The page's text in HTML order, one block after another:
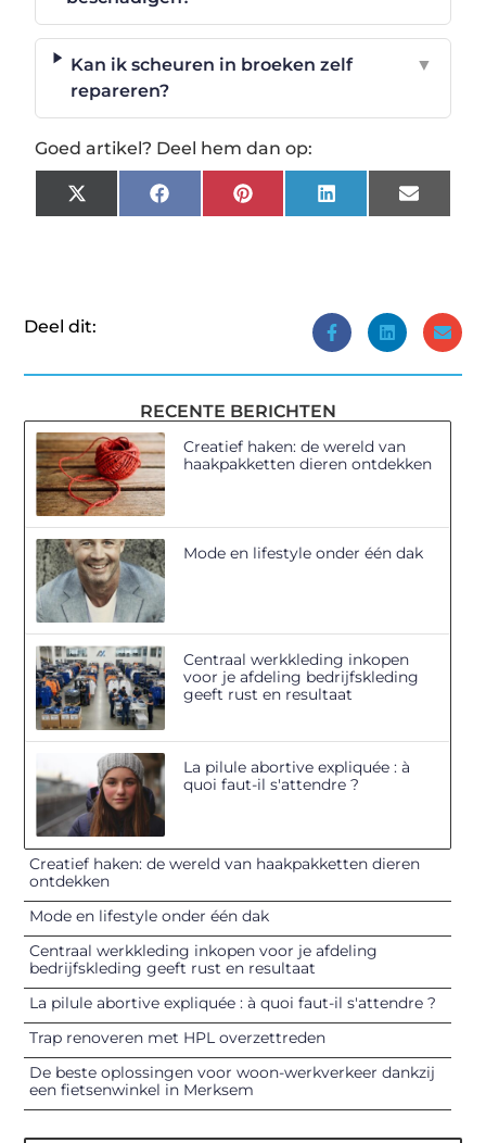
Kan ik scheuren in broeken zelf
repareren?
▼
Goed artikel? Deel hem dan op:
X
(Twitter)
FacebookPinterestLinkedInEmail
Deel dit:
RECENTE BERICHTEN
Creatief haken: de wereld van
haakpakketten dieren ontdekken
Mode en lifestyle onder één dak
Centraal werkkleding inkopen
voor je afdeling bedrijfskleding
geeft rust en resultaat
La pilule abortive expliquée : à
quoi faut-il s'attendre ?
Creatief haken: de wereld van haakpakketten dieren
ontdekken
Mode en lifestyle onder één dak
Centraal werkkleding inkopen voor je afdeling
bedrijfskleding geeft rust en resultaat
La pilule abortive expliquée : à quoi faut-il s'attendre ?
Trap renoveren met HPL overzettreden
De beste oplossingen voor woon-werkverkeer dankzij
een fietsenwinkel in Merksem